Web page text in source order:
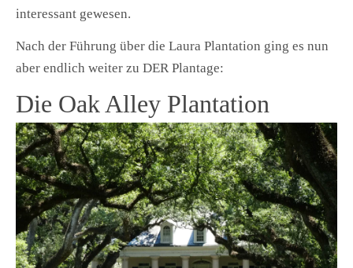
interessant gewesen.
Nach der Führung über die Laura Plantation ging es nun
aber endlich weiter zu DER Plantage:
Die Oak Alley Plantation